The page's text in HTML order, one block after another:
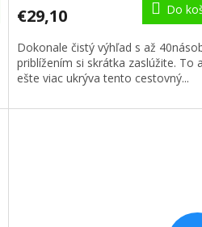
je
z
5
hviezdičiek.
€29,10 Do
Dokonale čistý výhľad s až
priblížením si skrátka zaslúžite. To a
ešte viac ukrýva tento cestovný...